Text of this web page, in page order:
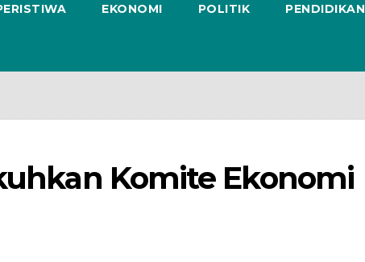
EKONOMI POLITIK PENDIDIKAN
Komite Ekonomi